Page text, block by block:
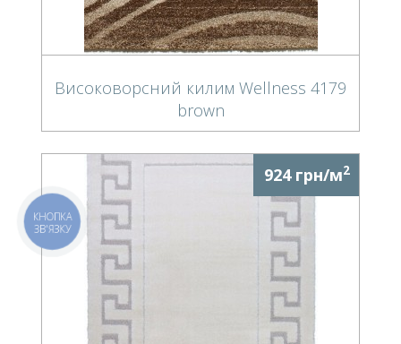
Високоворсний килим Wellness 4179
brown
924 грн/м2
КНОПКА
ЗВ'ЯЗКУ